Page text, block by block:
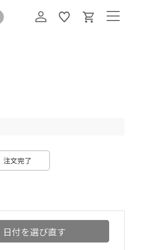
注文完了
日付を選び直す